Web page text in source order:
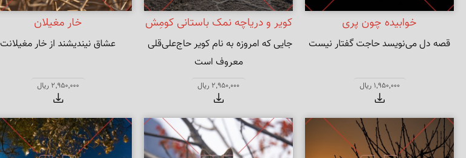
خوابیده چون پری
قصه دل می‌نویسد حاجت گفتار نیست
1,950,000 ریال
کویر و دریاچه نمک باستانی کومِش
جایی که امروزه به نام کویر حاج‌علی‌قلی
معروف است
2,950,000 ریال
خار مغیلان
عشاق نیندیشند از خار مغیلانت
2,950,000 ریال